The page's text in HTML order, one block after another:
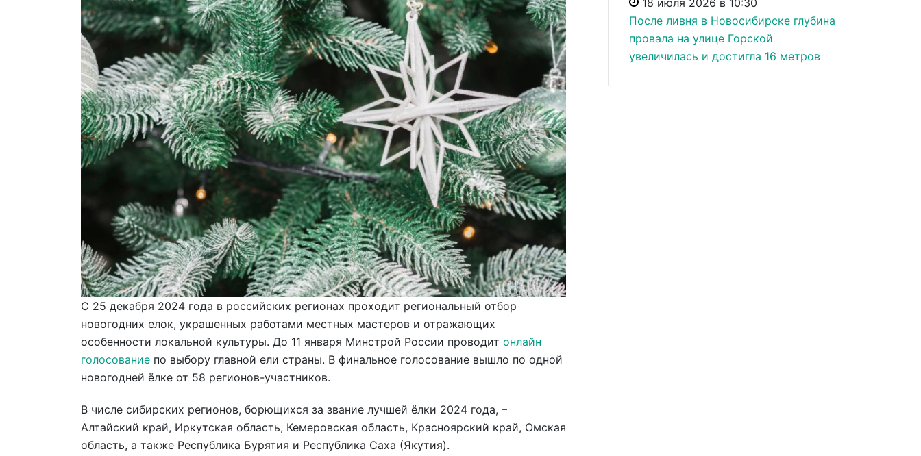
С 25 декабря 2024 года в российских регионах проходит региональный отбор
новогодних елок, украшенных работами местных мастеров и отражающих
особенности локальной культуры. До 11 января Минстрой России проводит онлайн
голосование по выбору главной ели страны. В финальное голосование вышло по одной
новогодней ёлке от 58 регионов-участников.
В числе сибирских регионов, борющихся за звание лучшей ёлки 2024 года, –
Алтайский край, Иркутская область, Кемеровская область, Красноярский край, Омская
область, а также Республика Бурятия и Республика Саха (Якутия).
18 июля 2026 в 10:30
После ливня в Новосибирске глубина
провала на улице Горской
увеличилась и достигла 16 метров